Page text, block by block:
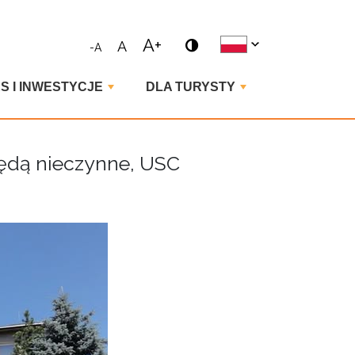
-A A A+
I INWESTYCJE DLA TURYSTY
nieczynne, USC